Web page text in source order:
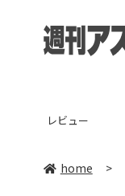
レビュー
home >